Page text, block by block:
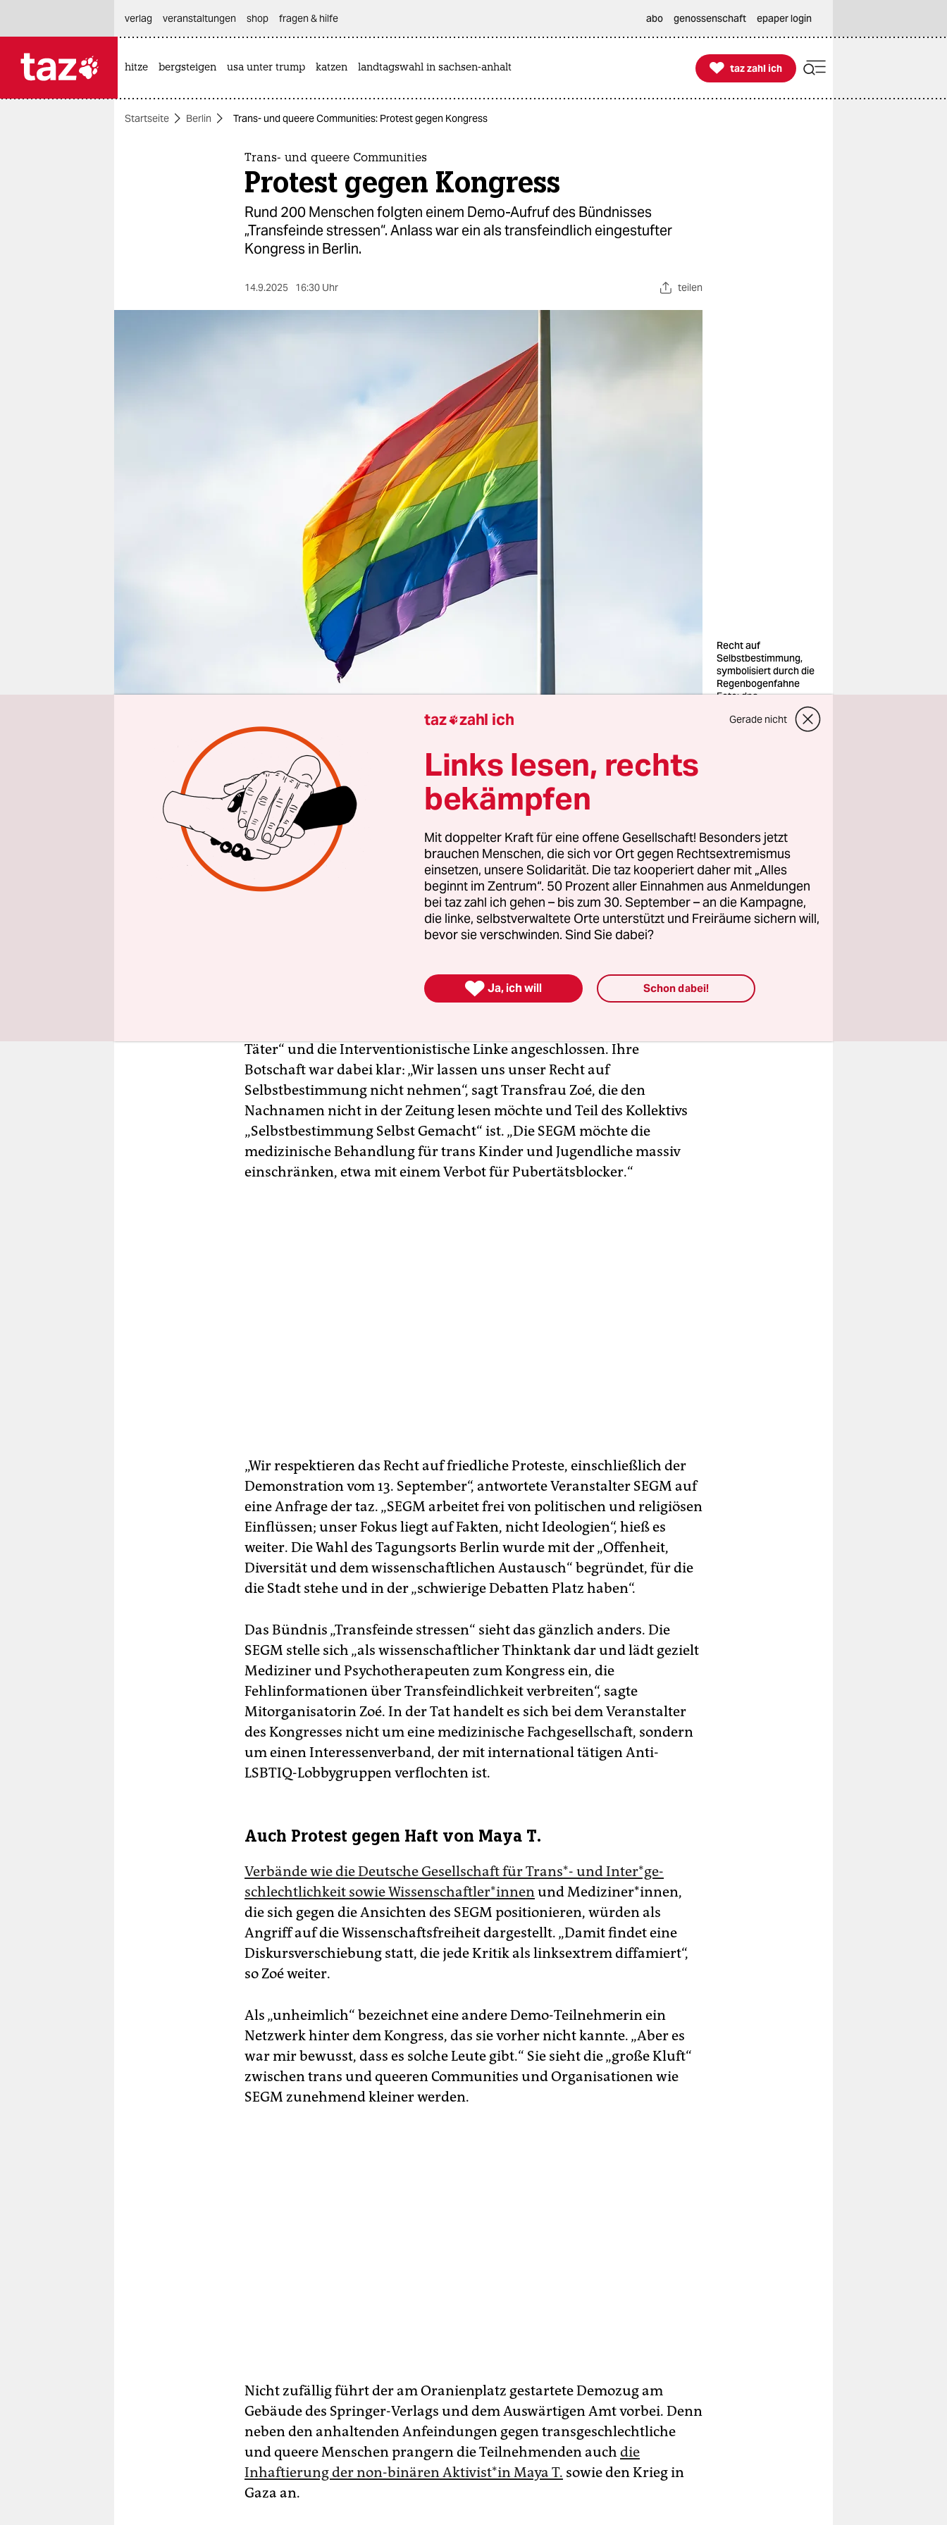
themen
verlag
veranstaltungen shop fragen & hilfe abo genossenschaft epaper login
hitze bergsteigen usa unter trump katzen landtagswahl in sachsen-anhalt 
taz zahl ich
taz zahl ich
Startseite Berlin Trans- und queere Communities: Protest gegen Kongress
Trans- und queere Communities
Protest gegen Kongress
Rund 200 Menschen folgten einem Demo-Aufruf des Bündnisses
„Transfeinde stressen“. Anlass war ein als transfeindlich eingestufter
Kongress in Berlin.
14.9.2025 16:30 Uhr teilen
Recht auf
Selbstbestimmung,
symbolisiert durch die
Regenbogenfahne
Foto: dpa
Aus BerlinNina Schieben
Am Samstag haben rund 200 Menschen gegen den von ihnen als
transfeindlich eingestuften Kongress mit dem Titel „Youth Gender
Distress“ protestiert, den
for Evidence-Based Gender Medicine (SEGM)veranstaltet hat. Unter
denen, die an diesem Protest teilnahmen, waren auch trans und
queere Menschen – also genau jene Gruppe, die nach Ansicht der
Veranstalterin unter einer „Geschlechtsdysphorie“ leidet und durch
vermeintlich geeignete Maßnahmen auf das bei der Geburt
Zur Demo hatte das eigens für diesen Anlass gegründete Bündnis
„Transfeinde stressen“ aufgerufen. Dem hatten sich aktivistische
Täter“ und die Interventionistische Linke angeschlossen. Ihre
Botschaft war dabei klar: „Wir lassen uns unser Recht auf
Selbstbestimmung nicht nehmen“, sagt Transfrau Zoé, die den
Nachnamen nicht in der Zeitung lesen möchte und Teil des Kollektivs
„Selbstbestimmung Selbst Gemacht“ ist. „Die SEGM möchte die
medizinische Behandlung für trans Kinder und Jugendliche massiv
einschränken, etwa mit einem Verbot für Pubertätsblocker.“
„Wir respektieren das Recht auf friedliche Proteste, einschließlich der
Demonstration vom 13. September“, antwortete Veranstalter SEGM auf
eine Anfrage der taz. „SEGM arbeitet frei von politischen und religiösen
Einflüssen; unser Fokus liegt auf Fakten, nicht Ideologien“, hieß es
weiter. Die Wahl des Tagungsorts Berlin wurde mit der „Offenheit,
Diversität und dem wissenschaftlichen Austausch“ begründet, für die
die Stadt stehe und in der „schwierige Debatten Platz haben“.
Das Bündnis „Transfeinde stressen“ sieht das gänzlich anders. Die
SEGM stelle sich „als wissenschaftlicher Thinktank dar und lädt gezielt
Mediziner und Psychotherapeuten zum Kongress ein, die
Fehlinformationen über Transfeindlichkeit verbreiten“, sagte
Mitorganisatorin Zoé. In der Tat handelt es sich bei dem Veranstalter
des Kongresses nicht um eine medizinische Fachgesellschaft, sondern
um einen Interessenverband, der mit international tätigen Anti-
LSBTIQ-Lobbygruppen verflochten ist.
Auch Protest gegen Haft von Maya T.
Verbände wie die Deutsche Gesellschaft für Trans*- und In­ter*­ge­
schlecht­lich­keit sowie Wis­sen­schaft­le­r*in­nenund Mediziner*innen,
die sich gegen die Ansichten des SEGM positionieren, würden als
Angriff auf die Wissenschaftsfreiheit dargestellt. „Damit findet eine
Diskursverschiebung statt, die jede Kritik als linksextrem diffamiert“,
so Zoé weiter.
Als „unheimlich“ bezeichnet eine andere Demo-Teilnehmerin ein
Netzwerk hinter dem Kongress, das sie vorher nicht kannte. „Aber es
war mir bewusst, dass es solche Leute gibt.“ Sie sieht die „große Kluft“
zwischen trans und queeren Communities und Organisationen wie
SEGM zunehmend kleiner werden.
Nicht zufällig führt der am Oranienplatz gestartete Demozug am
Gebäude des Springer-Verlags und dem Auswärtigen Amt vorbei. Denn
neben den anhaltenden Anfeindungen gegen transgeschlechtliche
und queere Menschen prangern die Teilnehmenden auch die
Inhaftierung der non-binären Ak­ti­vis­t*in Maya T. sowie den Krieg in
Gaza an.
taz zahl ich Gerade nicht
Links lesen, rechts
bekämpfen
Mit doppelter Kraft für eine offene Gesellschaft! Besonders jetzt
brauchen Menschen, die sich vor Ort gegen Rechtsextremismus
einsetzen, unsere Solidarität. Die taz kooperiert daher mit „Alles
beginnt im Zentrum“. 50 Prozent aller Einnahmen aus Anmeldungen
bei taz zahl ich gehen – bis zum 30. September – an die Kampagne,
die linke, selbstverwaltete Orte unterstützt und Freiräume sichern will,
bevor sie verschwinden. Sind Sie dabei?
 Ja, ich will Schon dabei!